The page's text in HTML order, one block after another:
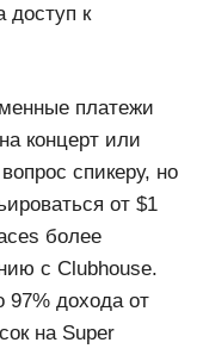
доступ к
платежи
концерт или
спикеру, но
от $1
более
с Clubhouse.
97% дохода от
на Super